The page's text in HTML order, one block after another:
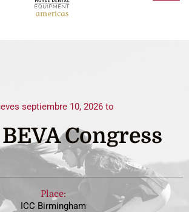
septiembre 10, 2026 to
Congress
Place:
ICC Birmingham